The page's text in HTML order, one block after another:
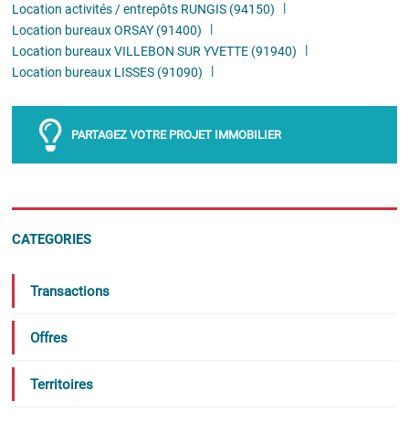
Location activités / entrepôts RUNGIS (94150)
Location bureaux ORSAY (91400)
Location bureaux VILLEBON SUR YVETTE (91940)
Location bureaux LISSES (91090)
PARTAGEZ VOTRE PROJET IMMOBILIER
CATEGORIES
Transactions
Offres
Territoires